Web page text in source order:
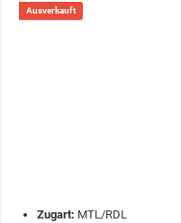
Ausverkauft
Zugart: MTL/RDL